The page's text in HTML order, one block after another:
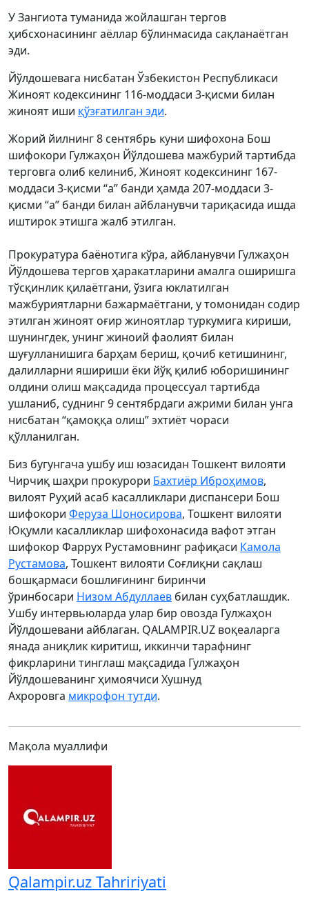
У Зангиота туманида жойлашган тергов
ҳибсхонасининг аёллар бўлинмасида сақланаётган
эди.
Йўлдошевага нисбатан Ўзбекистон Республикаси
Жиноят кодексининг 116-моддаси 3-қисми билан
жиноят иши қўзғатилган эди.
Жорий йилнинг 8 сентябрь куни шифохона Бош
шифокори Гулжаҳон Йўлдошева мажбурий тартибда
терговга олиб келиниб, Жиноят кодексининг 167-
моддаси 3-қисми “а” банди ҳамда 207-моддаси 3-
қисми “а” банди билан айбланувчи тариқасида ишда
иштирок этишга жалб этилган.
Прокуратура баёнотига кўра, айбланувчи Гулжаҳон
Йўлдошева тергов ҳаракатларини амалга оширишга
тўсқинлик қилаётгани, ўзига юклатилган
мажбуриятларни бажармаётгани, у томонидан содир
этилган жиноят оғир жиноятлар туркумига кириши,
шунингдек, унинг жиноий фаолият билан
шуғулланишига барҳам бериш, қочиб кетишининг,
далилларни яшириши ёки йўқ қилиб юборишининг
олдини олиш мақсадида процессуал тартибда
ушланиб, суднинг 9 сентябрдаги ажрими билан унга
нисбатан “қамоққа олиш” эхтиёт чораси
қўлланилган.
Биз бугунгача ушбу иш юзасидан Тошкент вилояти
Чирчиқ шаҳри прокурори Бахтиёр Иброҳимов,
вилоят Руҳий асаб касалликлари диспансери Бош
шифокори Феруза Шоносирова, Тошкент вилояти
Юқумли касалликлар шифохонасида вафот этган
шифокор Фаррух Рустамовнинг рафиқаси Камола
Рустамова, Тошкент вилояти Соғлиқни сақлаш
бошқармаси бошлиғининг биринчи
ўринбосари Низом Абдуллаев билан суҳбатлашдик.
Ушбу интервьюларда улар бир овозда Гулжаҳон
Йўлдошевани айблаган. QALAMPIR.UZ воқеаларга
янада аниқлик киритиш, иккинчи тарафнинг
фикрларини тинглаш мақсадида Гулжаҳон
Йўлдошеванинг ҳимоячиси Хушнуд
Ахроровга микрофон тутди.
Мақола муаллифи
Qalampir.uz Tahririyati